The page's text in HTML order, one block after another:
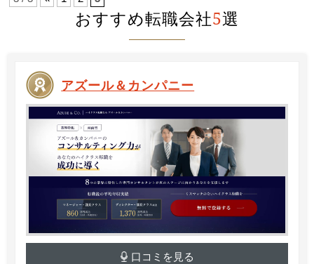
おすすめ転職会社5選
アズール＆カンパニー
口コミを見る